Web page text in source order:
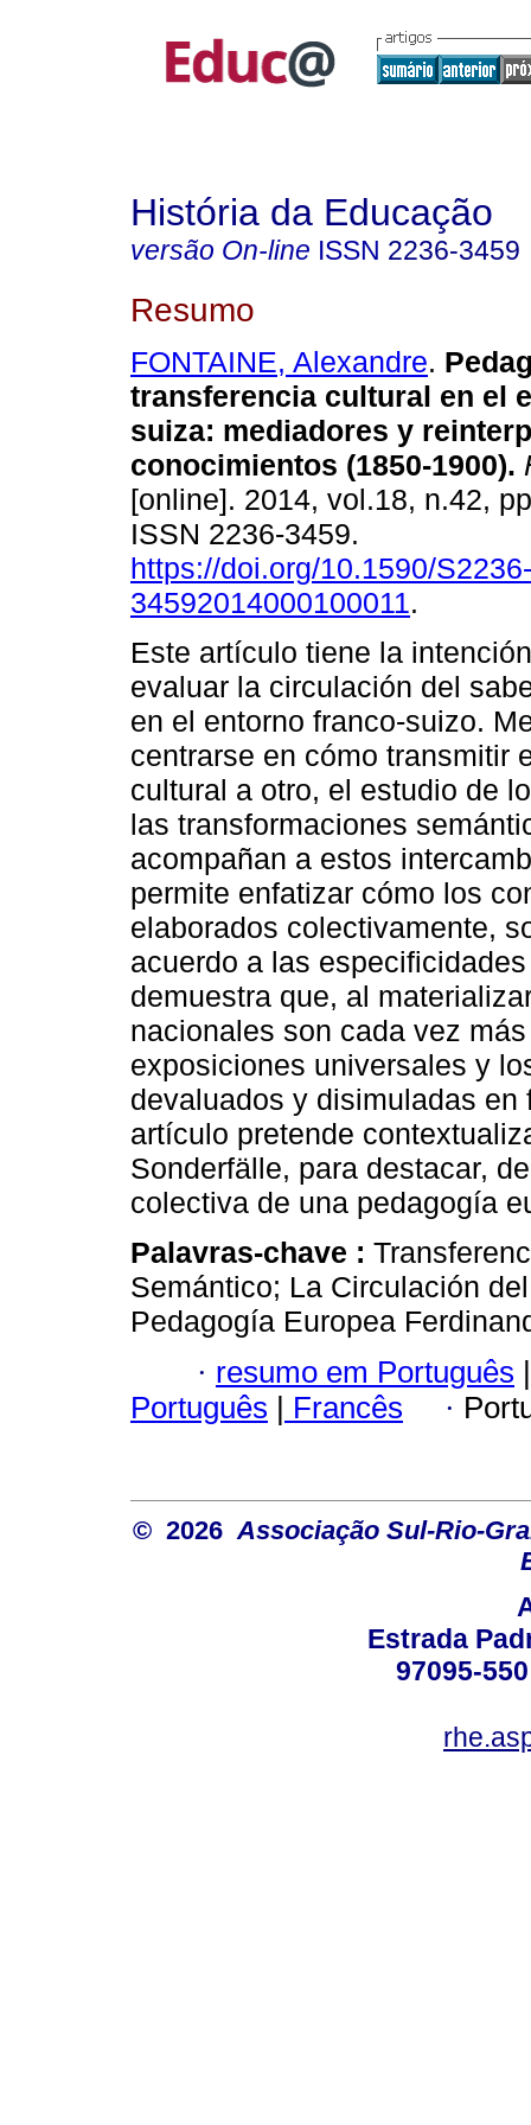
História da Educação
versão On-line ISSN 2236-3459
Resumo
FONTAINE, Alexandre.
transferencia cultural en el
suiza: mediadores y
conocimientos (1850-1900).
[online]. 2014, vol.18, n.42,
ISSN 2236-3459.
https://doi.org/10.1590/S2236-
34592014000100011.
Este artículo tiene la
evaluar la circulación del
en el entorno franco-suizo.
centrarse en cómo transmitir
cultural a otro, el estudio de
las transformaciones
acompañan a estos
permite enfatizar cómo los
elaborados colectivamente,
acuerdo a las
demuestra que, al
nacionales son cada vez
exposiciones universales y
devaluados y disimuladas
artículo pretende
Sonderfälle, para destacar,
colectiva de una pedagogía
Palavras-chave :
Semántico; La Circulación
Pedagogía Europea
· resumo em Português |
Português | Francês ·
© 2026 Associação Sul-Rio-
Estrada
97095-